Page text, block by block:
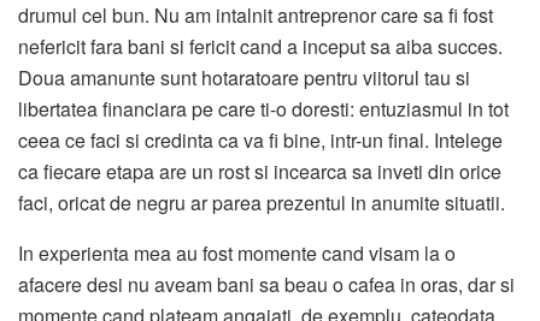
drumul cel bun. Nu am intalnit antreprenor care sa fi fost
nefericit fara bani si fericit cand a inceput sa aiba succes.
Doua amanunte sunt hotaratoare pentru viitorul tau si
libertatea financiara pe care ti-o doresti: entuziasmul in tot
ceea ce faci si credinta ca va fi bine, intr-un final. Intelege
ca fiecare etapa are un rost si incearca sa inveti din orice
faci, oricat de negru ar parea prezentul in anumite situatii.
In experienta mea au fost momente cand visam la o
afacere desi nu aveam bani sa beau o cafea in oras, dar si